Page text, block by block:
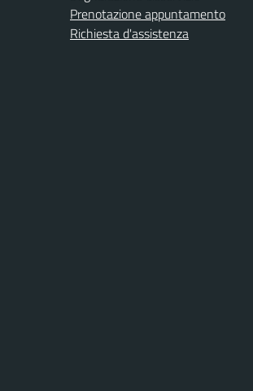
Prenotazione appuntamento
Richiesta d'assistenza